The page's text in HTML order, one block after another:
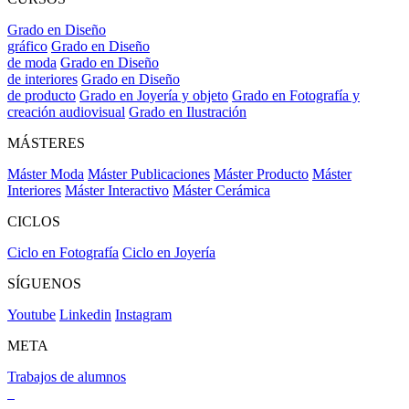
Grado en Diseño
gráfico Grado en Diseño
de moda Grado en Diseño
de interiores Grado en Diseño
de producto Grado en Joyería y objeto Grado en Fotografía y
creación audiovisual Grado en Ilustración
MÁSTERES
Máster Moda Máster Publicaciones Máster Producto Máster
Interiores Máster Interactivo Máster Cerámica
CICLOS
Ciclo en Fotografía Ciclo en Joyería
SÍGUENOS
Youtube Linkedin Instagram
META
Trabajos de alumnos